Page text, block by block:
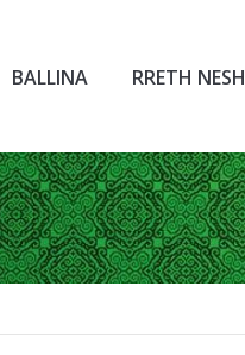
BALLINA RRETH NESH